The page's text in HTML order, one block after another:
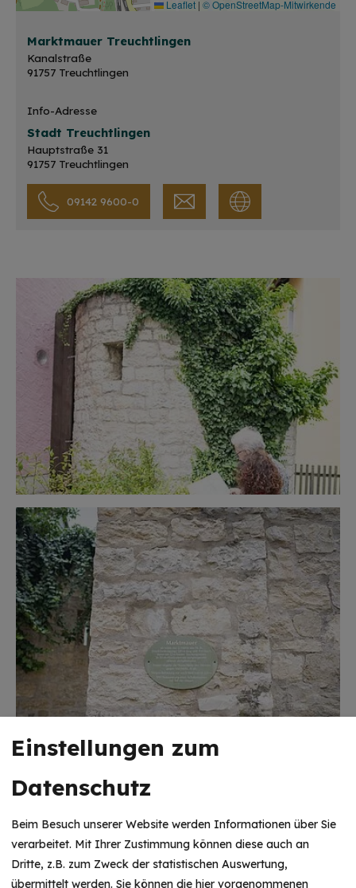
Leaflet | © OpenStreetMap-Mitwirkende
Marktmauer Treuchtlingen
Kanalstraße
91757 Treuchtlingen
Info-Adresse
Stadt Treuchtlingen
Hauptstraße 31
91757 Treuchtlingen
09142 9600-0
HINWEIS
Einstellungen zum
Datenschutz
Beim Besuch unserer Website werden Informationen über Sie
verarbeitet. Mit Ihrer Zustimmung können diese auch an
Dritte, z.B. zum Zweck der statistischen Auswertung,
übermittelt werden. Sie können die hier vorgenommenen